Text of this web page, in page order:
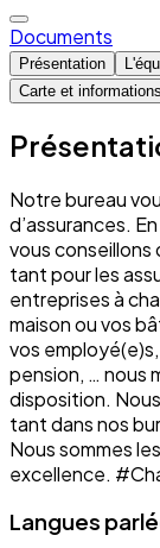
Documents
Présentation
Carte et
Notre bureau
d’assurances.
vous
tant pour les
entreprises à
maison ou vos
vos
pension, … nous
disposition.
tant dans nos
Nous sommes
excellence.
Langues